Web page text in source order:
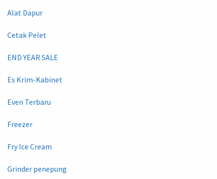
Alat Dapur
Cetak Pelet
END YEAR SALE
Es Krim-Kabinet
Even Terbaru
Freezer
Fry Ice Cream
Grinder penepung